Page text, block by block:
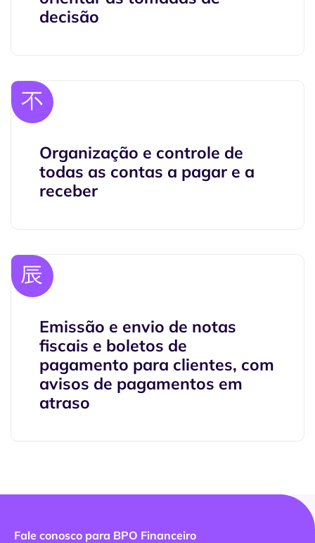
decisão
Organização e controle de
todas as contas a pagar e a
receber
Emissão e envio de notas
fiscais e boletos de
pagamento para clientes, com
avisos de pagamentos em
atraso
Fale conosco para BPO Financeiro